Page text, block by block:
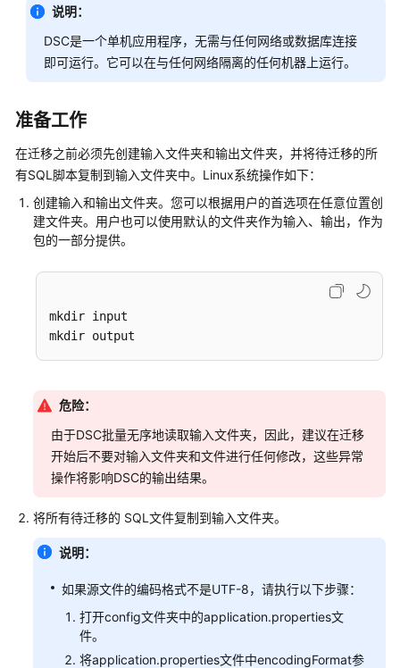
同
指
南
SQL
法
参
考
具
简
介
具
载
gsql
说明：
DSC是一个单机应用程序，无需与任何网络或数据库连接
即可运行。它可以在与任何网络隔离的任何机器上运行。
准备工作
在迁移之前必须先创建输入文件夹和输出文件夹，并将待迁移的所
有SQL脚本复制到输入文件夹中。Linux系统操作如下：
创建输入和输出文件夹。您可以根据用户的首选项在任意位置创
建文件夹。用户也可以使用默认的文件夹作为输入、输出，作为
包的一部分提供。
mkdir input
危险：
由于DSC批量无序地读取输入文件夹，因此，建议在迁移
开始后不要对输入文件夹和文件进行任何修改，这些异常
操作将影响DSC的输出结果。
将所有待迁移的 SQL文件复制到输入文件夹。
说明：
如果源文件的编码格式不是UTF-8，请执行以下步骤：
打开config文件夹中的application.properties文
件。
将application.properties文件中encodingFormat参